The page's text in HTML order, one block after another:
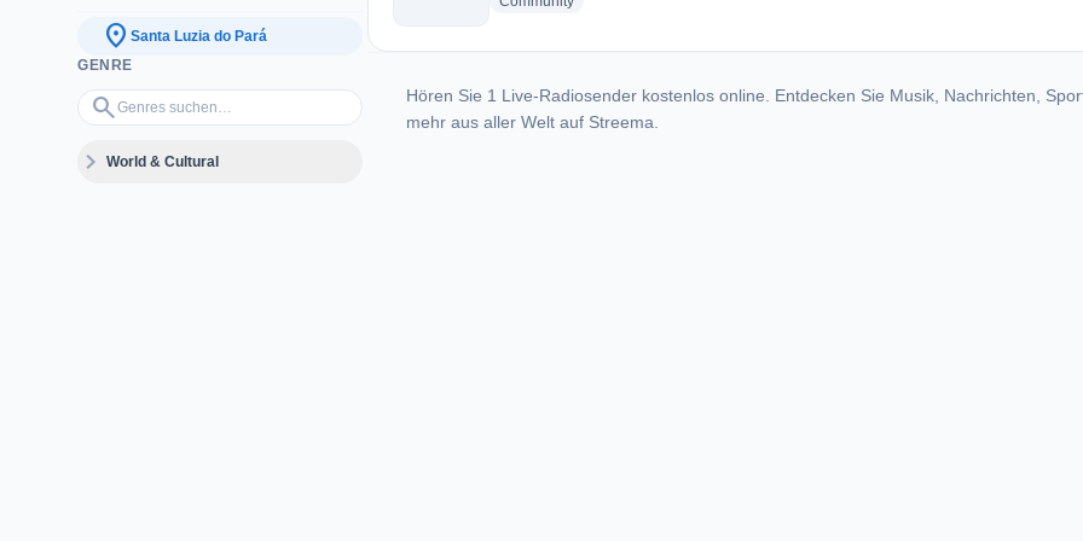
location_on Santa Luzia do Pará
GENRE
search
Genres suchen…
expand_moreWorld & Cultural
Hören Sie 1 Live-Radiosender kostenlos online. Entdecken Sie Musik, Nachrichten,
mehr aus aller Welt auf Streema.